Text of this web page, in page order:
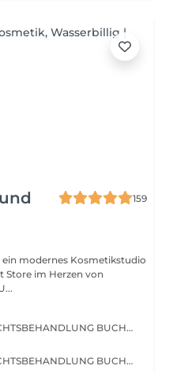
159
ein modernes Kosmetikstudio
Store im Herzen von
in der neuen Mitte. U...
NUR IN KOMBI MIT EINER GESICHTSBEHANDLUNG BUCHBAR! Wenn dieses Extra dazugebucht wird, färben wir die Augenbrauen während der Gesichtsbehandlung. Zur Erklärung: Der Preis ist günstiger, als bei einer Einzeldienstleistung, weil wir so wesentlich weniger zeitlichen Aufwand haben.
NUR IN KOMBI MIT EINER GESICHTSBEHANDLUNG BUCHBAR! Wenn dieses Extra dazugebucht wird, färben wir die Wimpern während der Gesichtsbehandlung. Zur Erklärung: Der Preis ist günstiger, als bei einer Einzeldienstleistung, weil wir so wesentlich weniger zeitlichen Aufwand haben.